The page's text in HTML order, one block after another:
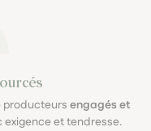
producteurs engagés et
exigence et tendresse.